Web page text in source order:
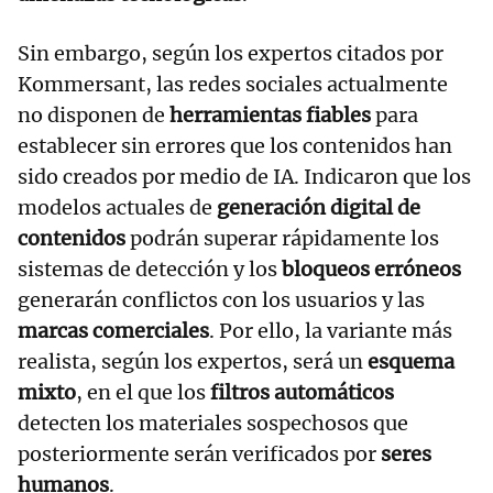
Sin embargo, según los expertos citados por
Kommersant, las redes sociales actualmente
no disponen de herramientas fiablespara
establecer sin errores que los contenidos han
sido creados por medio de IA. Indicaron que los
modelos actuales de generación digital de
contenidospodrán superar rápidamente los
sistemas de detección y losbloqueos erróneos
generarán conflictos con los usuarios y las
marcas comerciales. Por ello, la variante más
realista, según los expertos, será unesquema
mixto, en el que losfiltros automáticos
detecten los materiales sospechosos que
posteriormente serán verificados por seres
humanos.